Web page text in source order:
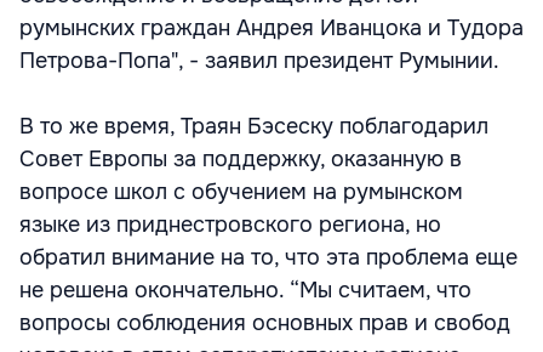
румынских граждан Андрея Иванцока и Тудора
Петрова-Попа", - заявил президент Румынии.
В то же время, Траян Бэсеску поблагодарил
Совет Европы за поддержку, оказанную в
вопросе школ с обучением на румынском
языке из приднестровского региона, но
обратил внимание на то, что эта проблема еще
не решена окончательно. “Мы считаем, что
вопросы соблюдения основных прав и свобод